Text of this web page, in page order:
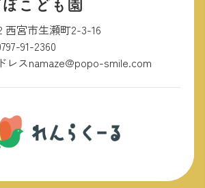
こども園
西宮市生瀬町2-3-16
91-2360
レスnamaze@popo-smile.com